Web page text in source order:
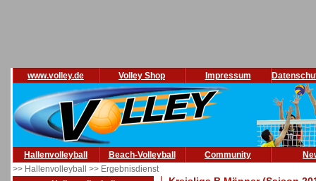
www.volley.de Volley Shop Impressum
Hallenvolleyball Beach-Volleyball Community
>> Hallenvolleyball >> Ergebnisdienst